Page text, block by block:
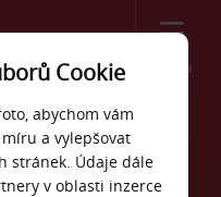
Menu
Cookie
abychom vám
a vylepšovat
stránek. Údaje dále
v oblasti inzerce